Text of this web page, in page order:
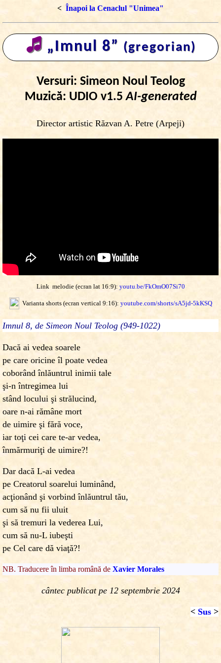
< Înapoi la Cenaclul "Unimea"
🎜„Imnul 8” (gregorian)
Versuri: Simeon Noul Teolog
Muzică: UDIO v1.5AI-generated
Director artistic Răzvan A. Petre (Arpeji)
Link melodie (ecran lat 16:9): youtu.be/FkOmO07Si70
Varianta shorts (ecran vertical 9:16): youtube.com/shorts/sA5jd-5kKSQ
Imnul 8, de Simeon Noul Teolog (949-1022)
Dacă ai vedea soarele
pe care oricine îl poate vedea
coborând înlăuntrul inimii tale
şi-n întregimea lui
stând locului şi strălucind,
oare n-ai rămâne mort
de uimire şi fără voce,
iar toţi cei care te-ar vedea,
înmărmuriţi de uimire?!
Dar dacă L-ai vedea
pe Creatorul soarelui luminând,
acţionând şi vorbind înlăuntrul tău,
cum să nu fii uluit
şi să tremuri la vederea Lui,
cum să nu-L iubeşti
pe Cel care dă viaţă?!
NB. Traducere în limba română de Xavier Morales
cântec publicat pe 12 septembrie 2024
< Sus >